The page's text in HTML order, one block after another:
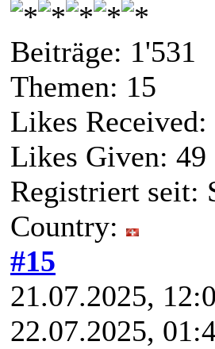
Beiträge: 1'531
Themen: 15
Likes Received:
Likes Given: 49
Registriert seit:
Country:
#15
21.07.2025,
22.07.2025,